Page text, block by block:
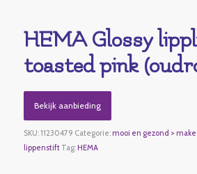
HEMA Glossy
toasted pink
Bekijk aanbieding
SKU:11230479 Categorie: mooi en gezond >
lippenstift Tag: HEMA